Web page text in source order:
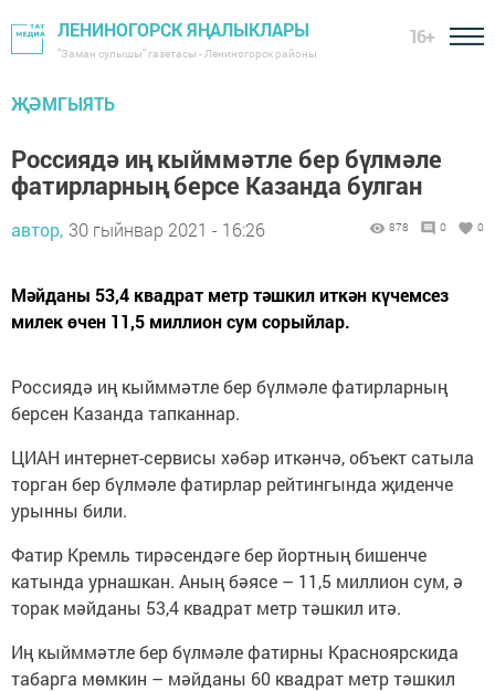
ЛЕНИНОГОРСК ЯҢАЛЫКЛАРЫ
"Заман сулышы" газетасы - Лениногорск районы
16+
ҖӘМГЫЯТЬ
Россиядә иң кыйммәтле бер бүлмәле
фатирларның берсе Казанда булган
автор, 30 гыйнвар 2021 - 16:26 878 0 0
Мәйданы 53,4 квадрат метр тәшкил иткән күчемсез
милек өчен 11,5 миллион сум сорыйлар.
Россиядә иң кыйммәтле бер бүлмәле фатирларның
берсен Казанда тапканнар.
ЦИАН интернет-сервисы хәбәр иткәнчә, объект сатыла
торган бер бүлмәле фатирлар рейтингында җиденче
урынны били.
Фатир Кремль тирәсендәге бер йортның бишенче
катында урнашкан. Аның бәясе – 11,5 миллион сум, ә
торак мәйданы 53,4 квадрат метр тәшкил итә.
Иң кыйммәтле бер бүлмәле фатирны Красноярскида
табарга мөмкин – мәйданы 60 квадрат метр тәшкил